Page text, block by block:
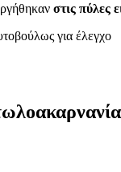
στις πύλες
για έλεγχο